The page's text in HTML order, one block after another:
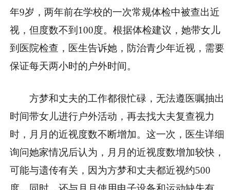
年9岁，两年前在学校的一次常规体检中被查出近
视，但度数不到100度。根据体检建议，她带女儿
到医院检查，医生告诉她，防治青少年近视，需要
保证每天两小时的户外时间。
方梦和丈夫的工作都很忙碌，无法遵医嘱抽出
时间带女儿进行户外活动，再去找大夫复查视力
时，月月的近视度数不断增加。这一次，医生详细
询问她家情况后认为，月月的近视度数增加较快，
可能与遗传有关，因为方梦和丈夫都近视约500